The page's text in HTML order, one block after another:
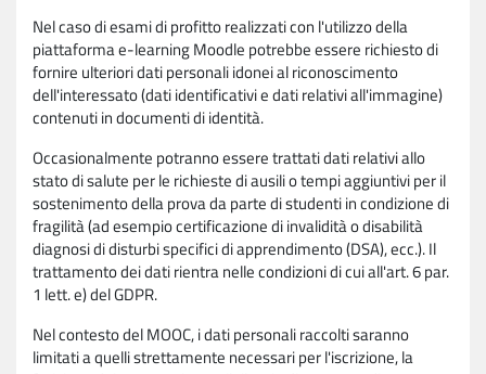
Nel caso di esami di profitto realizzati con l'utilizzo della
piattaforma e-learning Moodle potrebbe essere richiesto di
fornire ulteriori dati personali idonei al riconoscimento
dell'interessato (dati identificativi e dati relativi all'immagine)
contenuti in documenti di identità.
Occasionalmente potranno essere trattati dati relativi allo
stato di salute per le richieste di ausili o tempi aggiuntivi per il
sostenimento della prova da parte di studenti in condizione di
fragilità (ad esempio certificazione di invalidità o disabilità
diagnosi di disturbi specifici di apprendimento (DSA), ecc.). Il
trattamento dei dati rientra nelle condizioni di cui all'art. 6 par.
1 lett. e) del GDPR.
Nel contesto del MOOC, i dati personali raccolti saranno
limitati a quelli strettamente necessari per l'iscrizione, la